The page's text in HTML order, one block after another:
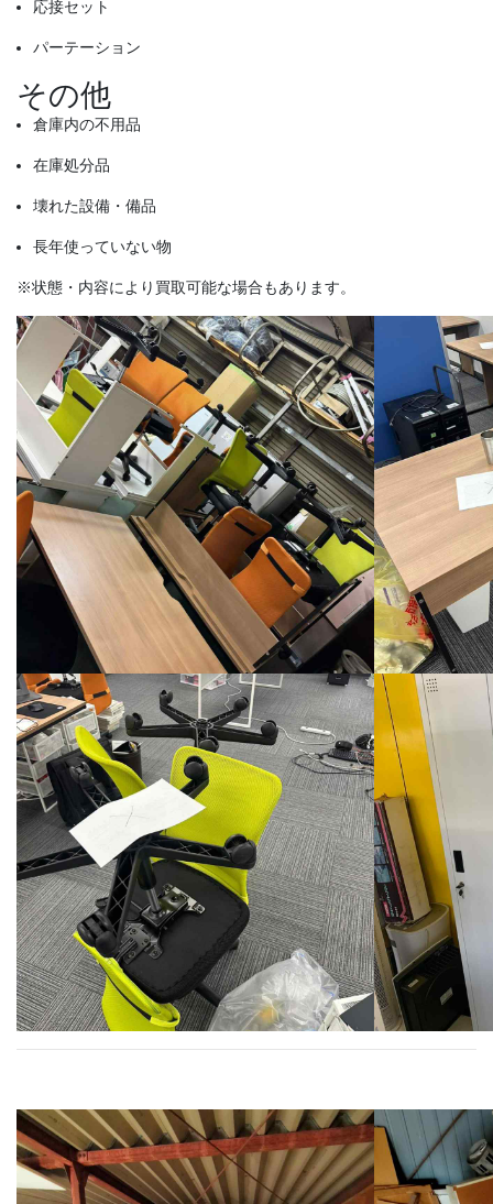
応接セット
パーテーション
その他
倉庫内の不用品
在庫処分品
壊れた設備・備品
長年使っていない物
※状態・内容により買取可能な場合もあります。